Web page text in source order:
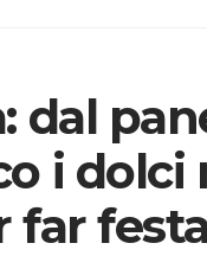
dal
i dolci
far